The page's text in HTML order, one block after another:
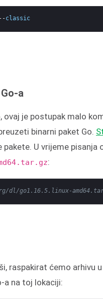
--classic
a
ovaj je postupak malo
binarni paket Go.
U vrijeme pisanja
:
dl/go1.16.5.linux-
raspakirat ćemo arhivu
a na toj lokaciji: